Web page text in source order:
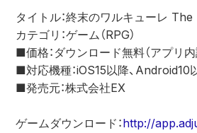
タイトル：終末のワルキューレ
カテゴリ：ゲーム（RPG）
■価格：ダウンロード無料（アプリ内
■対応機種：iOS15以降、Android10
■発売元：株式会社EX
ゲームダウンロード：http://